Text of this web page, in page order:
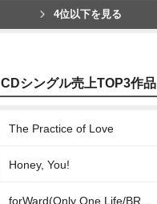
4位以下を見る
CDシングル売上TOP3作品
The Practice of Love
Honey, You!